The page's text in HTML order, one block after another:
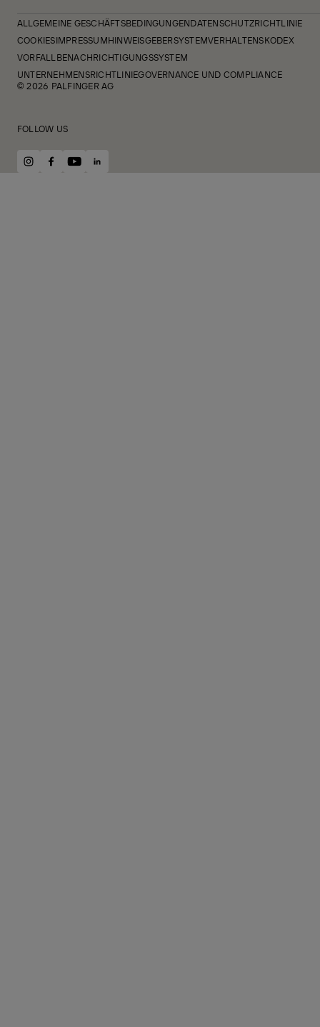
ALLGEMEINE GESCHÄFTSBEDINGUNGENDATENSCHUTZRICHTLINIE
COOKIESIMPRESSUMHINWEISGEBERSYSTEMVERHALTENSKODEX
VORFALLBENACHRICHTIGUNGSSYSTEM
UNTERNEHMENSRICHTLINIEGOVERNANCE UND COMPLIANCE
© 2026 PALFINGER AG
FOLLOW US
instagram
facebook
youtubelinkedin